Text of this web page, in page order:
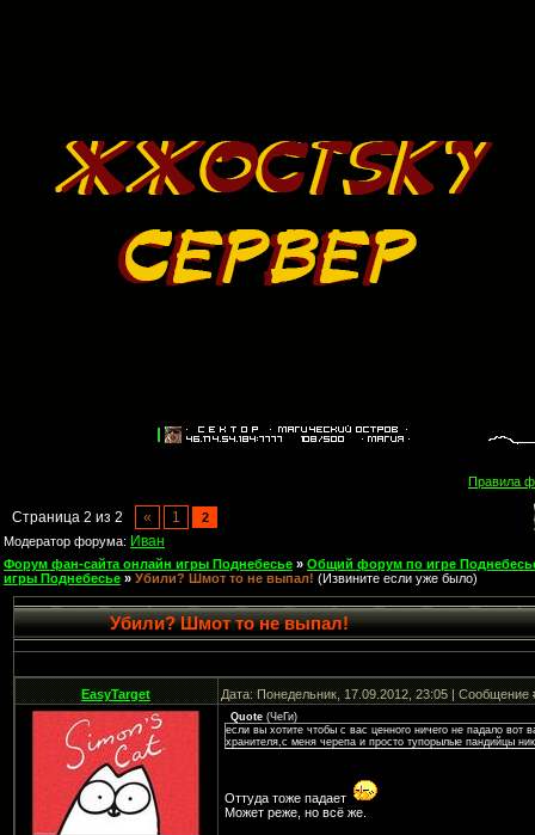
Правила
Страница 2 из 2 « 1
2
Модератор форума: Иван
Форум фан-сайта онлайн игры Поднебесье » Общий форум по игре
игры Поднебесье » Убили? Шмот то не выпал! (Извините если уже было)
Убили? Шмот то не выпал!
EasyTarget Дата: Понедельник, 17.09.2012, 23:05 | Сообщение
Quote(ЧеГи)
если вы хотите чтобы с вас ценного ничего не падало
хранителя,с меня черепа и просто тупорылые пандийцы
Оттуда тоже падает
Может реже, но всё же.